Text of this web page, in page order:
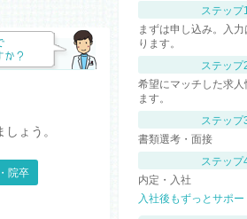
ょう。
院卒
ステップ
まずは申し込み。入
ります。
ステップ
希望にマッチした求人
ます。
ステップ
書類選考・面接
ステップ
内定・入社
入社後もずっとサポー